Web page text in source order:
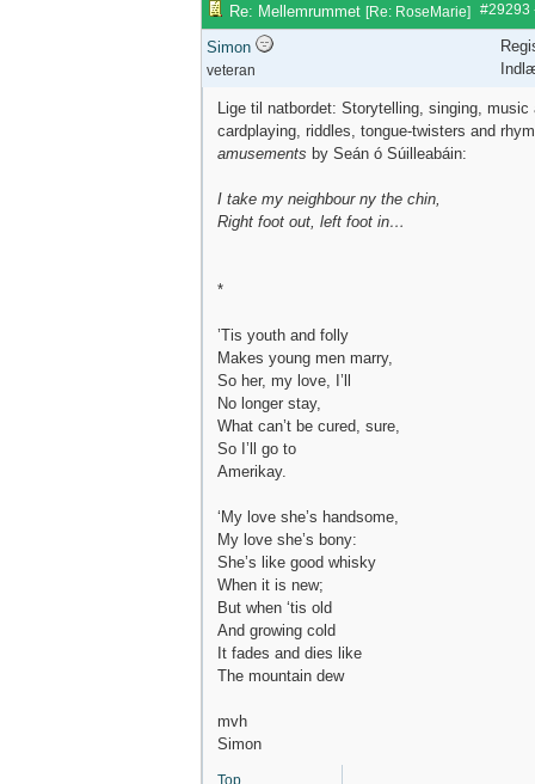
#29293
Re: Mellemrummet [Re: RoseMarie]
Simon
veteran
Lige til natbordet: Storytelling, singing, music
cardplaying, riddles, tongue-twisters and
amusements by Seán ó Súilleabáin:
I take my neighbour ny the chin,
Right foot out, left foot in…
*
’Tis youth and folly
Makes young men marry,
So her, my love, I’ll
No longer stay,
What can’t be cured, sure,
So I’ll go to
Amerikay.
‘My love she’s handsome,
My love she’s bony:
She’s like good whisky
When it is new;
But when ‘tis old
And growing cold
It fades and dies like
The mountain dew
mvh
Simon
Top